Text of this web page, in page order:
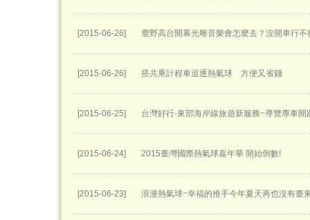
[2015-06-26] 鹿野高台開幕光雕音樂會怎麼去？沒開車行不
[2015-06-26] 搭共乘計程車追逐熱氣球 方便又省錢
[2015-06-25] 台灣好行-東部海岸線旅遊新服務~導覽專車開
[2015-06-24] 2015臺灣國際熱氣球嘉年華 開始倒數!
[2015-06-23] 浪漫熱氣球~幸福的推手今年夏天再也沒有臺